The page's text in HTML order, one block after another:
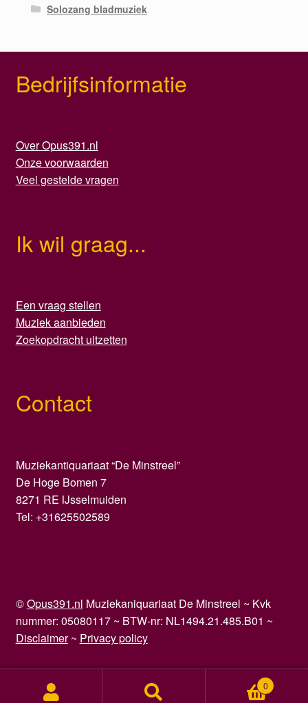
Solozang bladmuziek
Bedrijfsinformatie
Over Opus391.nl
Onze voorwaarden
Veel gestelde vragen
Ik wil graag...
Een vraag stellen
Muziek aanbieden
Zoekopdracht uitzetten
Contact
Muziekantiquariaat “De Minstreel”
De Hoge Bomen 7
8271 RE IJsselmuiden
Tel: +31625502589
©Opus391.nl Muziekaniquariaat De Minstreel ~ Kvk
nummer: 05080117 ~ BTW-nr: NL1494.21.485.B01 ~
Disclaimer~ Privacy policy
Zoeken
0